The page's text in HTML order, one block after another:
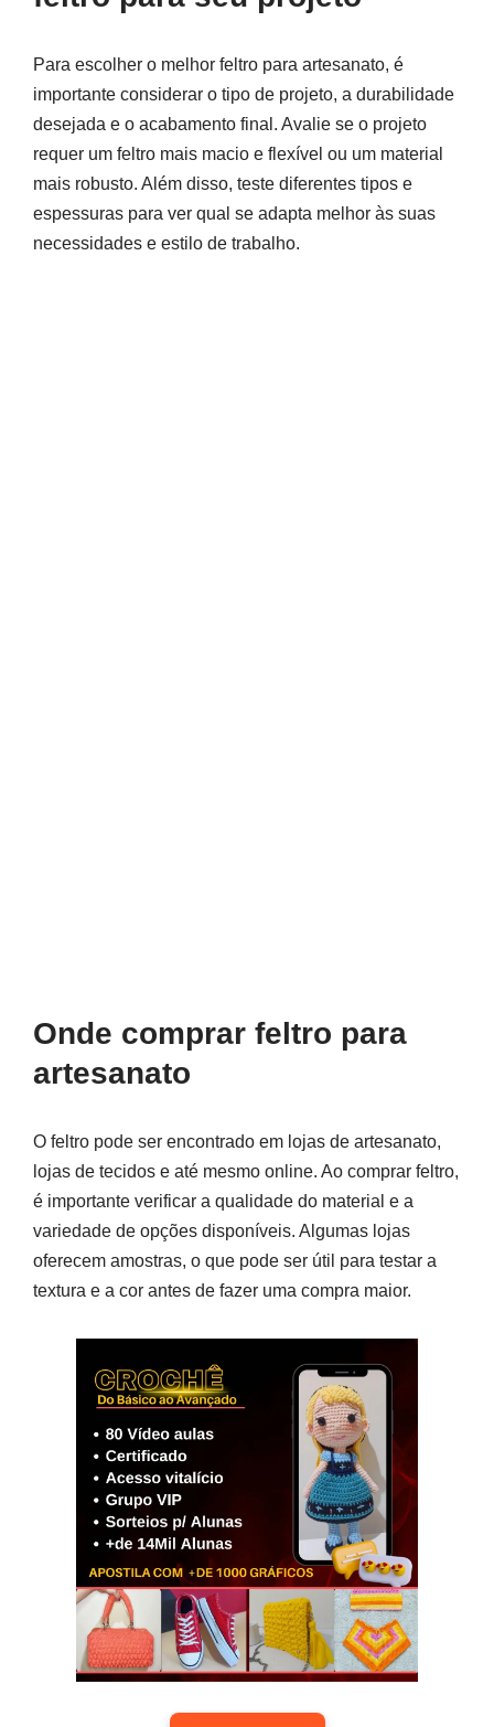
Para escolher o melhor feltro para artesanato, é
importante considerar o tipo de projeto, a durabilidade
desejada e o acabamento final. Avalie se o projeto
requer um feltro mais macio e flexível ou um material
mais robusto. Além disso, teste diferentes tipos e
espessuras para ver qual se adapta melhor às suas
necessidades e estilo de trabalho.
Onde comprar feltro para
artesanato
O feltro pode ser encontrado em lojas de artesanato,
lojas de tecidos e até mesmo online. Ao comprar feltro,
é importante verificar a qualidade do material e a
variedade de opções disponíveis. Algumas lojas
oferecem amostras, o que pode ser útil para testar a
textura e a cor antes de fazer uma compra maior.